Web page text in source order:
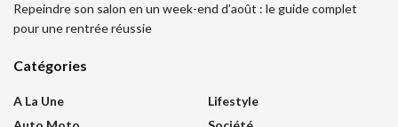
Repeindre son salon en un week-end d’août : le guide complet
pour une rentrée réussie
Catégories
A La Une
Lifestyle